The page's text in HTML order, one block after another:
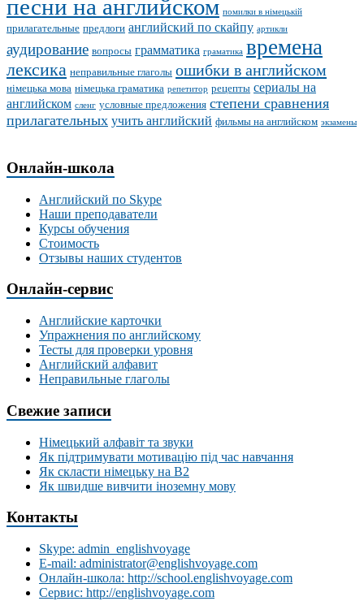
песни на английском помилки в німецькій
прилагательные предлоги английский по скайпу артикли
аудирование вопросы грамматика граматика времена
лексика неправильные глаголы ошибки в английском
німецька мова німецька граматика репетитор рецепты сериалы на
английском сленг условные предложения степени сравнения
прилагательных учить английский фильмы на английском экзамены
Онлайн-школа
Английский по Skype
Наши преподаватели
Курсы обучения
Стоимость
Отзывы наших студентов
Онлайн-сервис
Английские карточки
Упражнения по английскому
Тесты для проверки уровня
Английский алфавит
Неправильные глаголы
Свежие записи
Німецький алфавіт та звуки
Як підтримувати мотивацію під час навчання
Як скласти німецьку на В2
Як швидше вивчити іноземну мову
Контакты
Skype: admin_englishvoyage
E-mail: administrator@englishvoyage.com
Онлайн-школа: http://school.englishvoyage.com
Сервис: http://englishvoyage.com